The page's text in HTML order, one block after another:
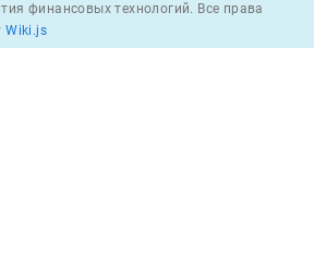
финансовых технологий. Все права
Wiki.js